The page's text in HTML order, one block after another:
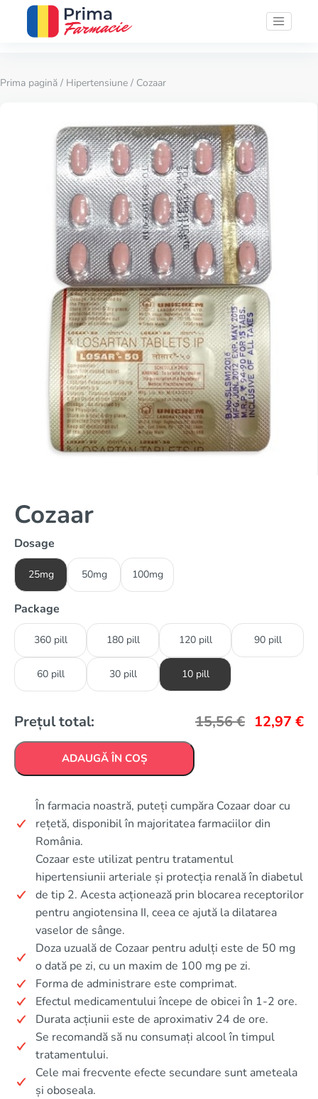
Prima pagină / Hipertensiune / Cozaar
Cozaar
Dosage
25mg 50mg 100mg
Package
360 pill 180 pill 120 pill 90 pill
60 pill 30 pill 10 pill
Prețul total: 15,56€ 12,97 €
ADAUGĂ ÎN COȘ
În farmacia noastră, puteți cumpăra Cozaar doar cu
rețetă, disponibil în majoritatea farmaciilor din
România.
Cozaar este utilizat pentru tratamentul
hipertensiunii arteriale și protecția renală în diabetul
de tip 2. Acesta acționează prin blocarea receptorilor
pentru angiotensina II, ceea ce ajută la dilatarea
vaselor de sânge.
Doza uzuală de Cozaar pentru adulți este de 50 mg
o dată pe zi, cu un maxim de 100 mg pe zi.
Forma de administrare este comprimat.
Efectul medicamentului începe de obicei în 1-2 ore.
Durata acțiunii este de aproximativ 24 de ore.
Se recomandă să nu consumați alcool în timpul
tratamentului.
Cele mai frecvente efecte secundare sunt ameteala
și oboseala.